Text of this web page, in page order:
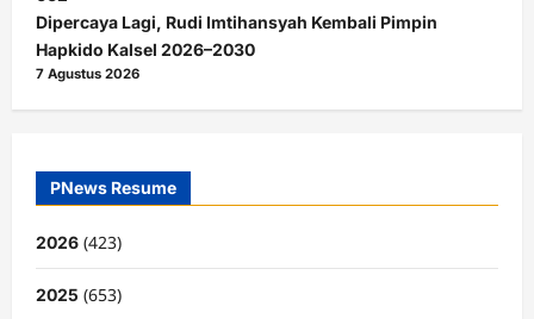
Dipercaya Lagi, Rudi Imtihansyah Kembali Pimpin
Hapkido Kalsel 2026–2030
7 Agustus 2026
PNews Resume
2026 (423)
2025 (653)